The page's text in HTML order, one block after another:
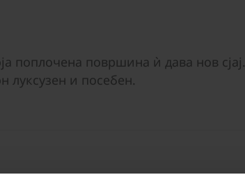
поплочена површина ѝ дава нов сјај.
луксузен и посебен.